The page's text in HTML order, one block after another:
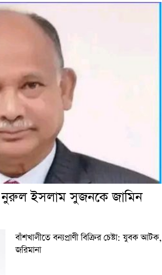
নুরুল ইসলাম সুজনকে জামিন
বাঁশখালীতে বন্যপ্রাণী বিক্রির চেষ্টা: যুবক আটক,
জরিমানা